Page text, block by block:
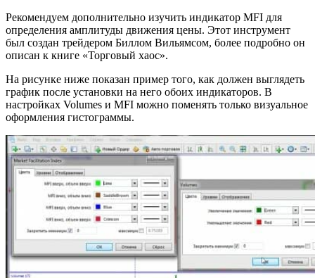
Рекомендуем дополнительно изучить индикатор MFI для
определения амплитуды движения цены. Этот инструмент
был создан трейдером Биллом Вильямсом, более подробно он
описан к книге «Торговый хаос».
На рисунке ниже показан пример того, как должен выглядеть
график после установки на него обоих индикаторов. В
настройках Volumes и MFI можно поменять только визуальное
оформления гистограммы.